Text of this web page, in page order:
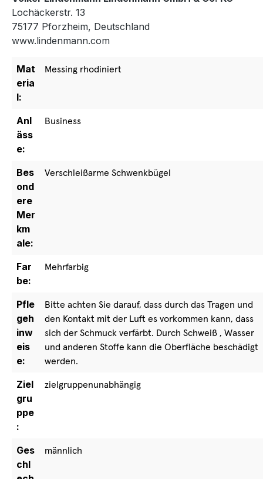
Lochäckerstr. 13
75177 Pforzheim, Deutschland
www.lindenmann.com
Mat
eria
l:
Messing rhodiniert
Anl
äss
e:
Business
Bes
ond
ere
Mer
km
ale:
Verschleißarme Schwenkbügel
Far
be:
Mehrfarbig
Pfle
geh
inw
eis
e:
Bitte achten Sie darauf, dass durch das Tragen und
den Kontakt mit der Luft es vorkommen kann, dass
sich der Schmuck verfärbt. Durch Schweiß , Wasser
und anderen Stoffe kann die Oberfläche beschädigt
werden.
Ziel
gru
ppe
:
zielgruppenunabhängig
Ges
chl
männlich